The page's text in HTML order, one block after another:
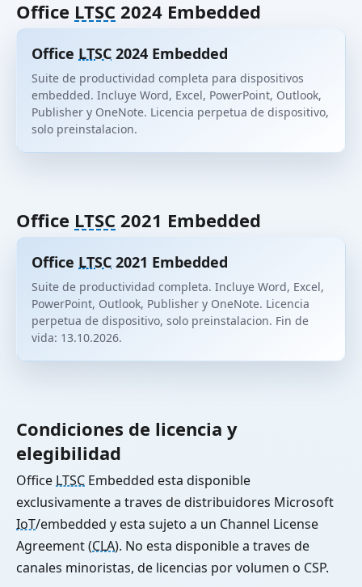
Office LTSC 2024 Embedded
Office LTSC 2024 Embedded
Suite de productividad completa para dispositivos
embedded. Incluye Word, Excel, PowerPoint, Outlook,
Publisher y OneNote. Licencia perpetua de dispositivo,
solo preinstalacion.
Office LTSC 2021 Embedded
Office LTSC 2021 Embedded
Suite de productividad completa. Incluye Word, Excel,
PowerPoint, Outlook, Publisher y OneNote. Licencia
perpetua de dispositivo, solo preinstalacion. Fin de
vida: 13.10.2026.
Condiciones de licencia y
elegibilidad
Office LTSC Embedded esta disponible
exclusivamente a traves de distribuidores Microsoft
IoT/embedded y esta sujeto a un Channel License
Agreement (CLA). No esta disponible a traves de
canales minoristas, de licencias por volumen o CSP.